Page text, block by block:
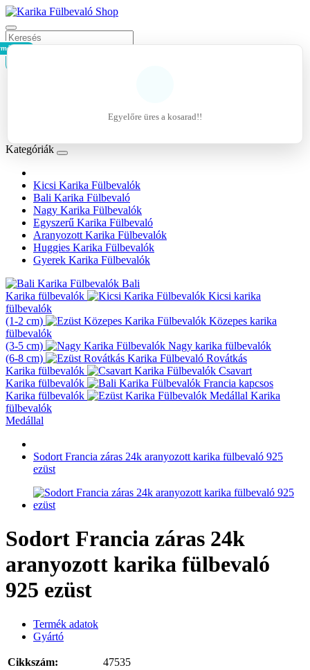
- 0Ft
Egyelőre üres a kosarad!!
Kategóriák
Kicsi Karika Fülbevalók
Bali Karika Fülbevaló
Nagy Karika Fülbevalók
Egyszerű Karika Fülbevaló
Aranyozott Karika Fülbevalók
Huggies Karika Fülbevalók
Gyerek Karika Fülbevalók
Bali
Karika fülbevalók
Kicsi karika
fülbevalók
(1-2 cm)
Közepes karika
fülbevalók
(3-5 cm)
Nagy karika fülbevalók
(6-8 cm)
Rovátkás
Karika fülbevalók
Csavart
Karika fülbevalók
Francia kapcsos
Karika fülbevalók
Karika
fülbevalók
Medállal
Sodort Francia záras 24k aranyozott karika fülbevaló 925
ezüst
Sodort Francia záras 24k
aranyozott karika fülbevaló
925 ezüst
Termék adatok
Gyártó
Cikkszám:
47535